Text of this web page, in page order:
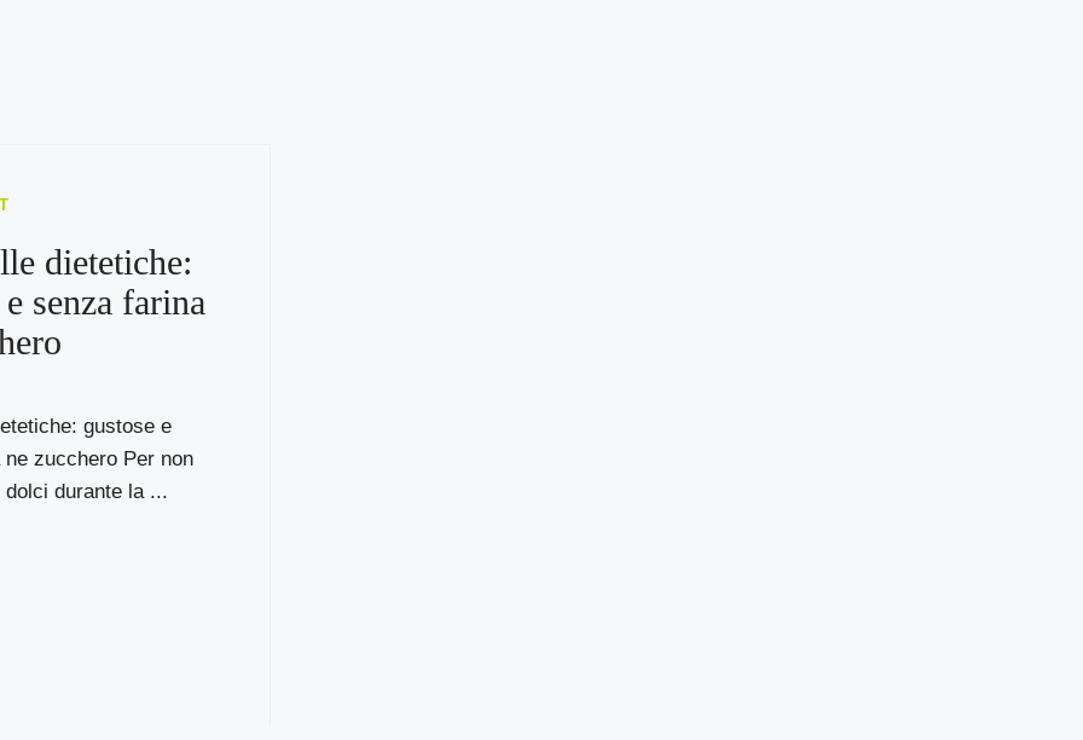
dietetiche:
senza farina
gustose e
zucchero Per non
dolci durante la ...